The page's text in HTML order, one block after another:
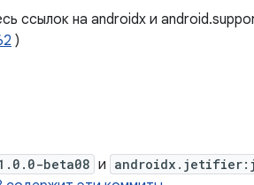
ссылок на androidx и
)
beta08 и